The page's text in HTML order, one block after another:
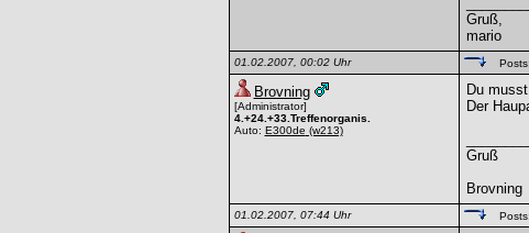
Gruß,
mario
01.02.2007, 00:02 Uhr
Brovning
[Administrator]
4.+24.+33.Treffenorganis.
Auto: E300de (w213)
Du
Der
Gruß
Brovning
01.02.2007, 07:44 Uhr